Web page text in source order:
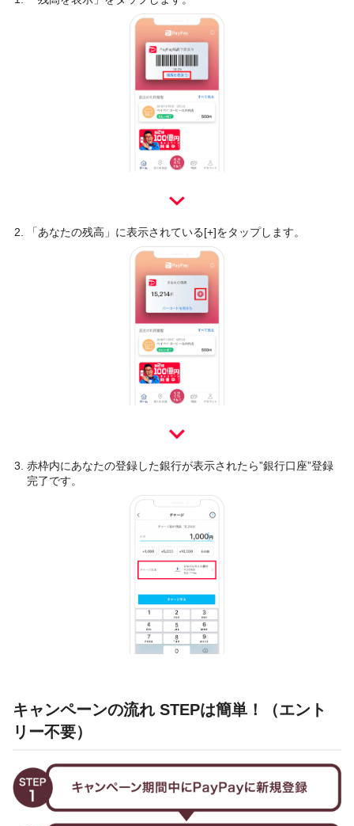
「あなたの残高」に表示されている[+]をタップします。
赤枠内にあなたの登録した銀行が表示されたら”銀行口座”登録
完了です。
キャンペーンの流れ STEPは簡単！（エント
リー不要）